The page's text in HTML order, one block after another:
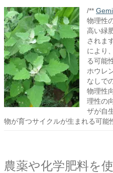
/**
物理性
高い緑
されま
により
る可能
ホウレ
なしで
物理性
理性の
ザが自
物が育つサイクルが生まれる可能